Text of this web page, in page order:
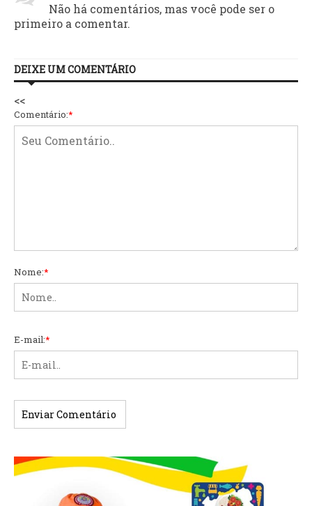
Não há comentários, mas você pode ser o
primeiro a comentar.
DEIXE UM COMENTÁRIO
<<
Comentário:*
Nome:*
E-mail:*